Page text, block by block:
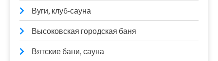
Вуги, клуб-сауна
Высоковская городская баня
Вятские бани, сауна